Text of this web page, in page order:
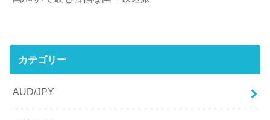
カテゴリー
AUD/JPY